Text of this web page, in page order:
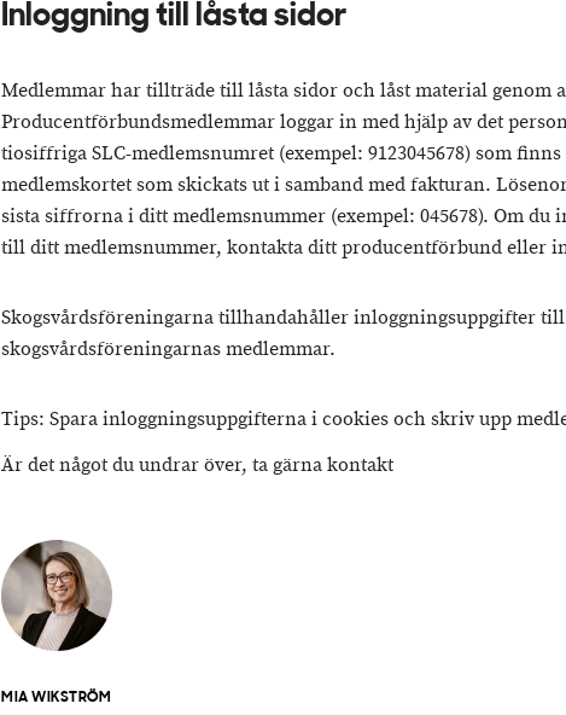
Inloggning till låsta sidor
Medlemmar har tillträde till låsta sidor och låst material genom
Producentförbundsmedlemmar loggar in med hjälp av det
tiosiffriga SLC-medlemsnumret (exempel: 9123045678) som finns
medlemskortet som skickats ut i samband med fakturan.
sista siffrorna i ditt medlemsnummer (exempel: 045678). Om du
till ditt medlemsnummer, kontakta ditt producentförbund eller
Skogsvårdsföreningarna tillhandahåller inloggningsuppgifter till
skogsvårdsföreningarnas medlemmar.
Tips: Spara inloggningsuppgifterna i cookies och skriv upp
Är det något du undrar över, ta gärna kontakt
MIA WIKSTRÖM